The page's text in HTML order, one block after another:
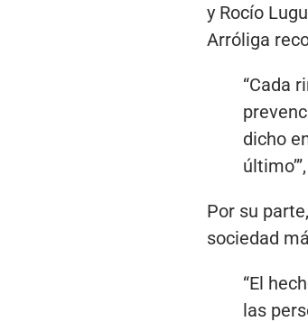
y Rocío
Arróliga
“Cada
dicho
Por su
sociedad
“El
las